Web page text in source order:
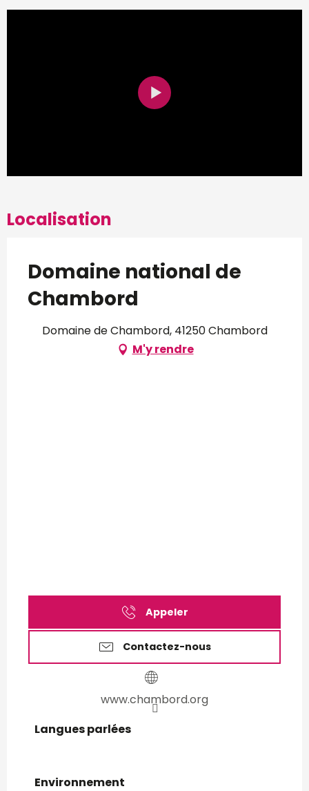
Localisation
Domaine national de
Chambord
Domaine de Chambord, 41250 Chambord
M'y rendre
Appeler
Contactez-nous
www.chambord.org
Langues parlées
Langues parlées
Environnement
Environnement